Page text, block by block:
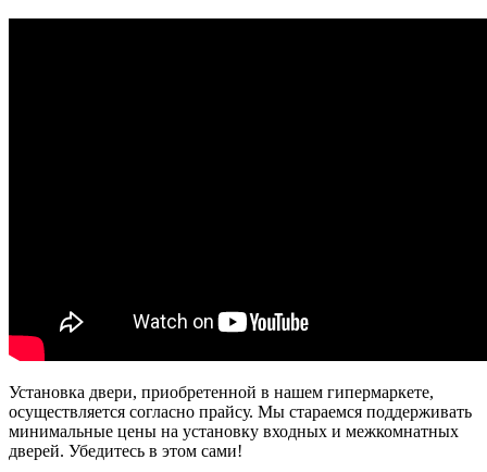
Установка двери, приобретенной в нашем гипермаркете,
осуществляется согласно прайсу. Мы стараемся поддерживать
минимальные цены на установку входных и межкомнатных
дверей. Убедитесь в этом сами!